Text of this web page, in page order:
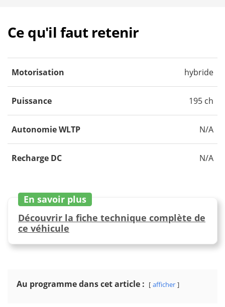
Ce qu'il faut retenir
Motorisation hybride
Puissance 195 ch
Autonomie WLTP N/A
Recharge DC N/A
En savoir plus
Découvrir la fiche technique complète de
ce véhicule
Au programme dans cet article : afficher